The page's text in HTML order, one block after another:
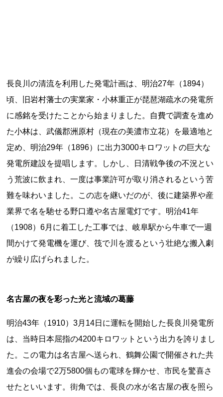
能勢電鉄1700系 引退
釧路市立東栄小学校 閉校
平群町総合スポーツセンター ウォーターパー
ク 閉鎖
Final Access Books
長良川の清流を利用した発電計画は、明治27年（1894）
頃、旧岩村藩士の実業家・小林重正が琵琶湖疏水の発電所
に感銘を受けたことから始まりました。自費で調査を進め
た小林は、武儀郡洲原村（現在の美濃市立花）を最適地と
定め、明治29年（1896）に出力3000キロワットの巨大な
発電所建設を提唱します。しかし、日清戦争後の不況とい
う荒波に飲まれ、一度は事業許可が取り消されるという苦
難を味わいました。この志を継いだのが、後に建築界や産
業界で名を馳せる野口遵や名古屋電灯です。明治41年
（1908）6月に着工した工事では、岐阜駅から牛車で一週
間かけて発電機を運び、筏で川を渡るという壮絶な搬入劇
が繰り広げられました。
名古屋の夜を彩った光と流域の葛藤
明治43年（1910）3月14日に運転を開始した長良川発電所
は、当時日本屈指の4200キロワットという出力を誇りまし
た。この電力は名古屋へ送られ、鶴舞公園で開催された共
進会の会場で2万5800個もの電球を輝かせ、市民を驚喜さ
せたといいます。街角では、長良の水が名古屋の夜を照ら